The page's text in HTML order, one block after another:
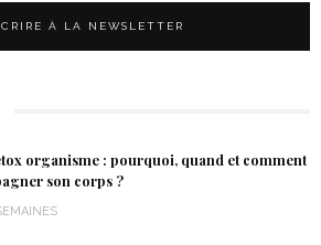
organisme : pourquoi, quand et comment
son corps ?